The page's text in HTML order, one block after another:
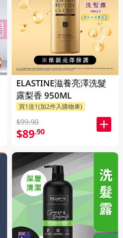
ELASTINE滋養亮澤洗髮
露梨香 950ML
買1送1(加2件入購物車)
$99.90
$89.90